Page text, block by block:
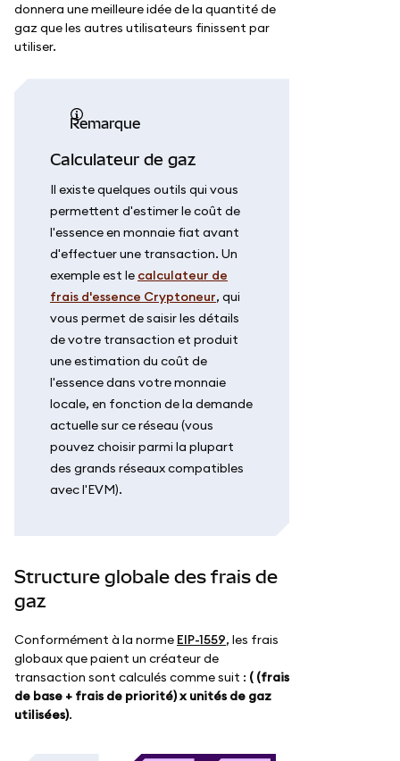
donnera une meilleure idée de la quantité de
gaz que les autres utilisateurs finissent par
utiliser.
remarque
Calculateur de gaz
Il existe quelques outils qui vous
permettent d'estimer le coût de
l'essence en monnaie fiat avant
d'effectuer une transaction. Un
exemple est le calculateur de
frais d'essence Cryptoneur, qui
vous permet de saisir les détails
de votre transaction et produit
une estimation du coût de
l'essence dans votre monnaie
locale, en fonction de la demande
actuelle sur ce réseau (vous
pouvez choisir parmi la plupart
des grands réseaux compatibles
avec l'EVM).
Structure globale des frais de
gaz
Conformément à la norme EIP-1559, les frais
globaux que paient un créateur de
transaction sont calculés comme suit : ( (frais
de base + frais de priorité) x unités de gaz
utilisées).